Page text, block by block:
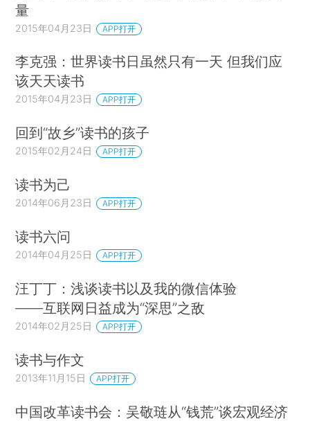
量
2015年04月23日 APP打开
李克强：世界读书日虽然只有一天 但我们应
该天天读书
2015年04月23日 APP打开
回到“故乡”读书的孩子
2015年02月24日 APP打开
读书为己
2014年06月23日 APP打开
读书六问
2014年04月25日 APP打开
汪丁丁：浅谈读书以及我的微信体验
——互联网日益成为“深思”之敌
2014年02月25日 APP打开
读书与作文
2013年11月15日 APP打开
中国改革读书会：吴敬琏从“钱荒”谈宏观经济